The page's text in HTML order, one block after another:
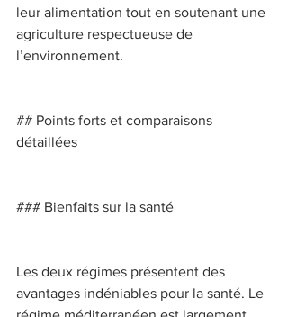
leur alimentation tout en soutenant une
agriculture respectueuse de
l’environnement.
## Points forts et comparaisons
détaillées
### Bienfaits sur la santé
Les deux régimes présentent des
avantages indéniables pour la santé. Le